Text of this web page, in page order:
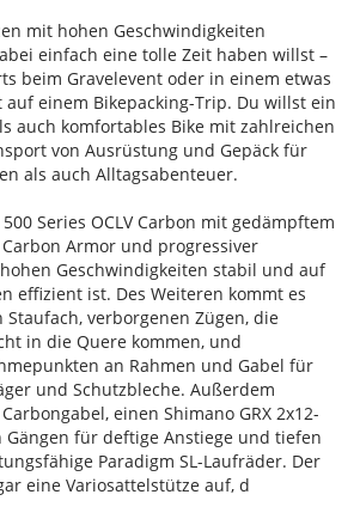
mit hohen Geschwindigkeiten
einfach eine tolle Zeit haben willst –
beim Gravelevent oder in einem etwas
einem Bikepacking-Trip. Du willst ein
auch komfortables Bike mit zahlreichen
von Ausrüstung und Gepäck für
als auch Alltagsabenteuer.
Series OCLV Carbon mit gedämpftem
Carbon Armor und progressiver
Geschwindigkeiten stabil und auf
effizient ist. Des Weiteren kommt es
verborgenen Zügen, die
in die Quere kommen, und
an Rahmen und Gabel für
und Schutzbleche. Außerdem
einen Shimano GRX 2x12-
für deftige Anstiege und tiefen
Paradigm SL-Laufräder. Der
eine Variosattelstütze auf, d